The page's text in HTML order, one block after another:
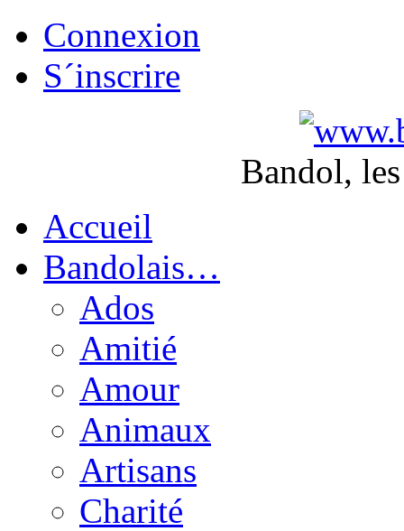
Connexion
S´inscrire
Bandol,
Accueil
Bandolais…
Ados
Amitié
Amour
Animaux
Artisans
Charité